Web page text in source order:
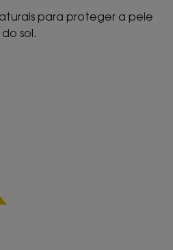
para proteger a pele
do sol.